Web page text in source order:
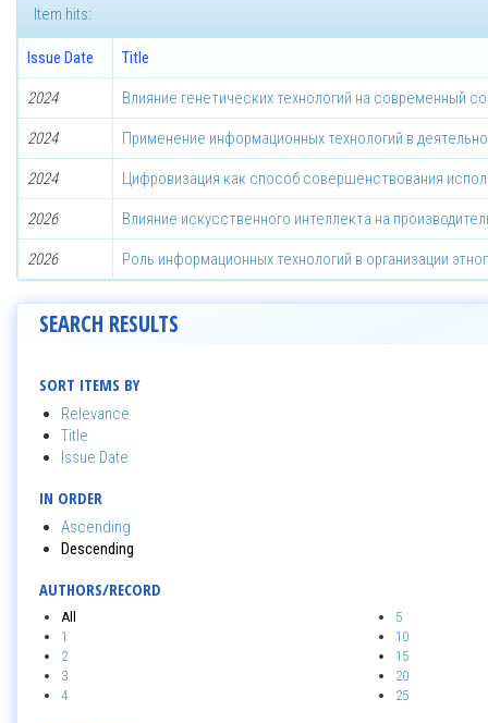
Item hits:
Issue Date Title
2024 Влияние генетических технологий на современный
2024 Применение информационных технологий в
2024 Цифровизация как способ совершенствования
2026 Влияние искусственного интеллекта на
2026 Роль информационных технологий в организации
SEARCH RESULTS
SORT ITEMS BY
Relevance
Title
Issue Date
IN ORDER
Ascending
Descending
AUTHORS/RECORD
All
1
2
3
4
5
10
15
20
25